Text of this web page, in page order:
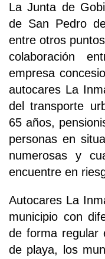
La Junta de
de San Pedro
entre otros
colaboración
empresa
autocares La
del transporte
65 años,
personas en
numerosas y
encuentre en
Autocares La
municipio con
de forma regular
de playa, los